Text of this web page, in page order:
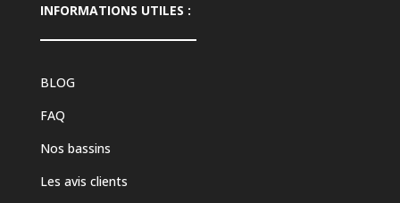
INFORMATIONS UTILES :
BLOG
FAQ
Nos bassins
Les avis clients